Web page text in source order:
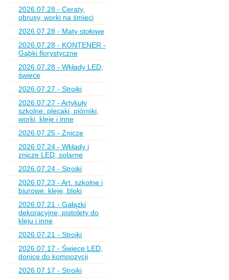
2026.07.28 - Ceraty,
obrusy, worki na śmieci
2026.07.28 - Maty stołowe
2026.07.28 - KONTENER -
Gąbki florystyczne
2026.07.28 - Wkłady LED,
świece
2026.07.27 - Stroiki
2026.07.27 - Artykuły
szkolne: plecaki, piórniki,
worki, kleje i inne
2026.07.25 - Znicze
2026.07.24 - Wkłady i
znicze LED, solarne
2026.07.24 - Stroiki
2026.07.23 - Art. szkolne i
biurowe: kleje, bloki
2026.07.21 - Gałązki
dekoracyjne, pistolety do
kleju i inne
2026.07.21 - Stroiki
2026.07.17 - Świece LED,
donice do kompozycji
2026.07.17 - Stroiki